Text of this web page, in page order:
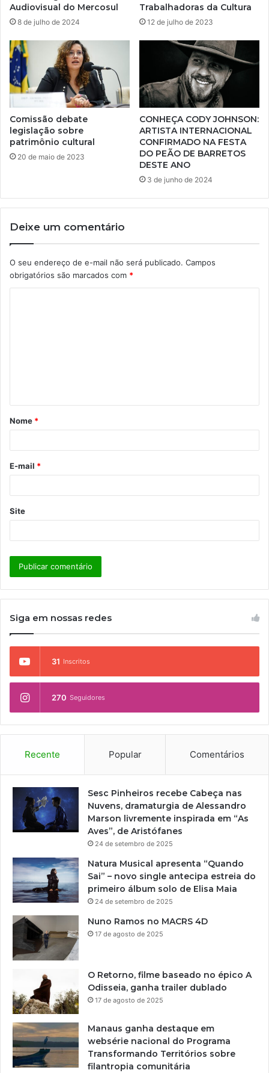
Audiovisual do Mercosul
8 de julho de 2024
Trabalhadoras da Cultura
12 de julho de 2023
Comissão debate
legislação sobre
patrimônio cultural
20 de maio de 2023
CONHEÇA CODY JOHNSON:
ARTISTA INTERNACIONAL
CONFIRMADO NA FESTA
DO PEÃO DE BARRETOS
DESTE ANO
3 de junho de 2024
Deixe um comentário
O seu endereço de e-mail não será publicado. Campos
obrigatórios são marcados com *
á
r
*
Nome *
E-mail *
Site
Siga em nossas redes
31 Inscritos
270 Seguidores
Recente Popular Comentários
Sesc Pinheiros recebe Cabeça nas
Nuvens, dramaturgia de Alessandro
Marson livremente inspirada em “As
Aves”, de Aristófanes
24 de setembro de 2025
Natura Musical apresenta “Quando
Sai” – novo single antecipa estreia do
primeiro álbum solo de Elisa Maia
24 de setembro de 2025
Nuno Ramos no MACRS 4D
17 de agosto de 2025
O Retorno, filme baseado no épico A
Odisseia, ganha trailer dublado
17 de agosto de 2025
Manaus ganha destaque em
websérie nacional do Programa
Transformando Territórios sobre
filantropia comunitária